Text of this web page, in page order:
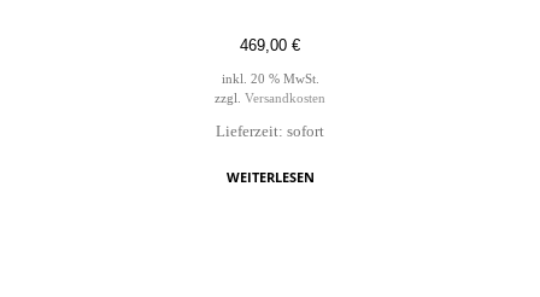
469,00 €
inkl. 20 % MwSt.
zzgl. Versandkosten
Lieferzeit: sofort
WEITERLESEN